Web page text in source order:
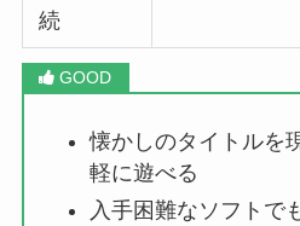
続
懐かしのタイトルを
軽に遊べる
入手困難なソフトで